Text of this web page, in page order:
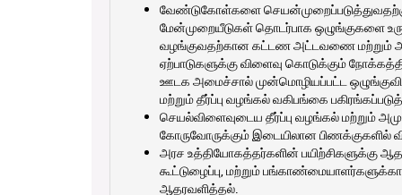
வேண்டுகோள்களை
மேன்முறையீடுகள் தொடர்பாக ஒழுங்குகளை
வழங்குவதற்கான கட்டண அட்டவணை மற்றும்
ஏற்பாடுகளுக்கு விளைவு கொடுக்கும்
ஊடக அமைச்சால் முன்மொழியப்பட்ட
மற்றும் தீர்ப்பு வழங்கல் வகிபங்கை
செயல்விளைவுடைய தீர்ப்பு வழங்கல் மற்றும்
கோருவோருக்கும் இடையிலான பிணக்குகளில்
அரச உத்தியோகத்தர்களின் பயிற்சிகளுக்கு
கூட்டுழைப்பு, மற்றும்
ஆதரவளித்தல்.